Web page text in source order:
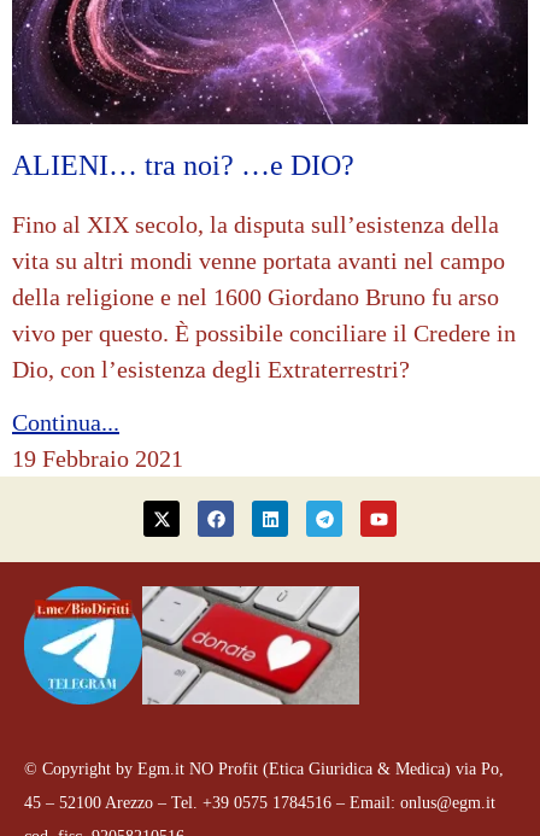
ALIENI… tra noi? …e DIO?
Fino al XIX secolo, la disputa sull’esistenza della
vita su altri mondi venne portata avanti nel campo
della religione e nel 1600 Giordano Bruno fu arso
vivo per questo. È possibile conciliare il Credere in
Dio, con l’esistenza degli Extraterrestri?
Continua...
19 Febbraio 2021
© Copyright by Egm.it NO Profit (Etica Giuridica & Medica) via Po,
45 – 52100 Arezzo – Tel. +39 0575 1784516 – Email: onlus@egm.it